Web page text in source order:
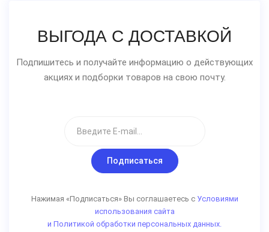
ВЫГОДА С ДОСТАВКОЙ
Подпишитесь и получайте информацию о действующих
акциях и подборки товаров на свою почту.
Подписаться
Нажимая «Подписаться» Вы соглашаетесь с Условиями
использования сайта
и Политикой обработки персональных данных.